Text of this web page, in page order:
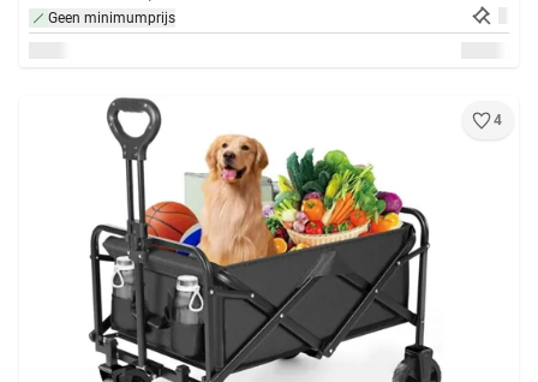
Geen minimumprijs
4